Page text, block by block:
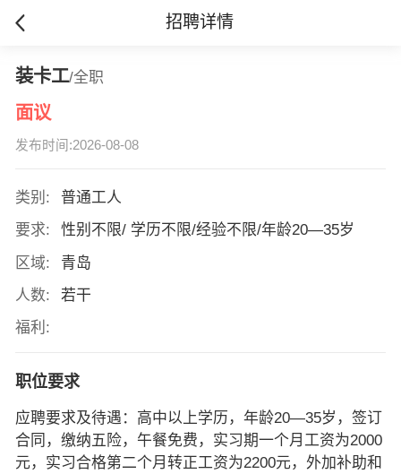
招聘详情
装卡工/全职
面议
发布时间:2026-08-08
类别:
普通工人
要求:
性别不限/ 学历不限/经验不限/年龄20—35岁
区域:
青岛
人数:
若干
福利:
职位要求
应聘要求及待遇：高中以上学历，年龄20—35岁，签订
合同，缴纳五险，午餐免费，实习期一个月工资为2000
元，实习合格第二个月转正工资为2200元，外加补助和